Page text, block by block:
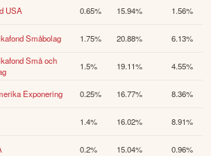
USA 0.65% 15.94% 1.56%
Småbolag 1.75% 20.88%
6.13%
Små och
1.5% 19.11% 4.55%
Exponering 0.25% 16.77% 8.36%
1.4% 16.02% 8.91%
0.2% 15.04% 0.96%